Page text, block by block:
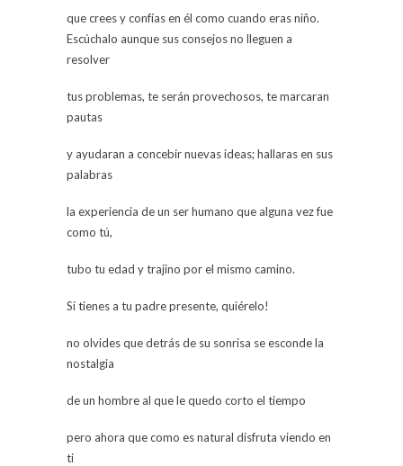
que crees y confías en él como cuando eras niño.
Escúchalo aunque sus consejos no lleguen a
resolver
tus problemas, te serán provechosos, te marcaran
pautas
y ayudaran a concebir nuevas ideas; hallaras en sus
palabras
la experiencia de un ser humano que alguna vez fue
como tú,
tubo tu edad y trajino por el mismo camino.
Si tienes a tu padre presente, quiérelo!
no olvides que detrás de su sonrisa se esconde la
nostalgia
de un hombre al que le quedo corto el tiempo
pero ahora que como es natural disfruta viendo en
ti